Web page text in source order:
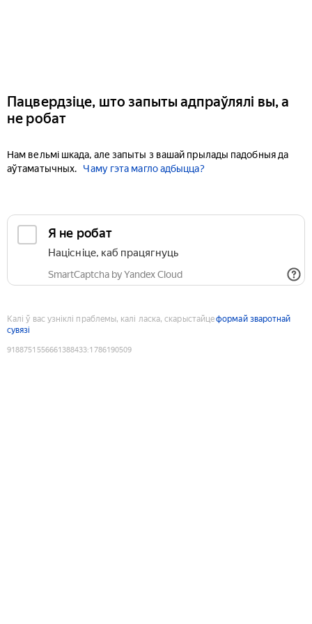
Пацвердзіце, што запыты адпраўлялі вы, а
не робат
Нам вельмі шкада, але запыты з вашай прылады падобныя да
аўтаматычных.
Чаму гэта магло адбыцца?
Я не робат
Націсніце, каб працягнуць
SmartCaptcha by Yandex Cloud
Калі ў вас узніклі праблемы, калі ласка, скарыстайцеформай зваротнай
сувязі
9188751556661388433:1786190509